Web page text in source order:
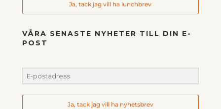
Ja, tack jag vill ha lunchbrev
VÅRA SENASTE NYHETER TILL DIN E-
POST
Ja, tack jag vill ha nyhetsbrev